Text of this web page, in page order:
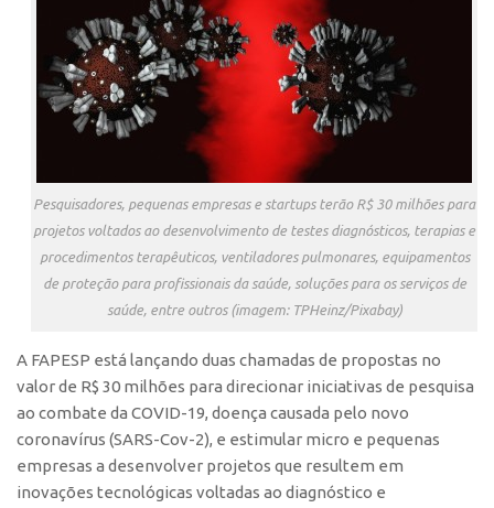
Polo São Carlos
Programas
Bolsa Empreendedorismo
Bolsa Startup USP
Conexão USP
Conexão Inter-USP
Portal do Inventor
Editais
Pesquisa na USP
EMBRAPIIs
CEPIDs
Pesquisadores, pequenas empresas e startups terão R$ 30 milhões para
projetos voltados ao desenvolvimento de testes diagnósticos, terapias e
procedimentos terapêuticos, ventiladores pulmonares, equipamentos
de proteção para profissionais da saúde, soluções para os serviços de
saúde, entre outros (imagem: TPHeinz/Pixabay)
A FAPESP está lançando duas chamadas de propostas no
valor de R$ 30 milhões para direcionar iniciativas de pesquisa
ao combate da COVID-19, doença causada pelo novo
coronavírus (SARS-Cov-2), e estimular micro e pequenas
empresas a desenvolver projetos que resultem em
inovações tecnológicas voltadas ao diagnóstico e